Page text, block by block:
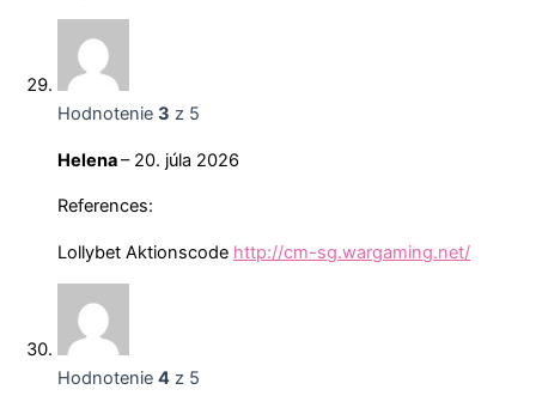
Hodnotenie 3 z 5
Helena– 20. júla 2026
References:
Lollybet Aktionscode http://cm-sg.wargaming.net/
Hodnotenie 4 z 5